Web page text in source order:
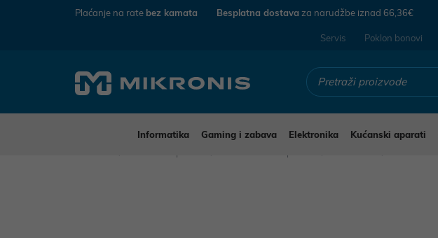
Plaćanje na rate bez kamata Besplatna dostava za narudžbe iznad 66,36€
Servis Poklon bonovi
Informatika Gaming i zabava Elektronika Kućanski aparati